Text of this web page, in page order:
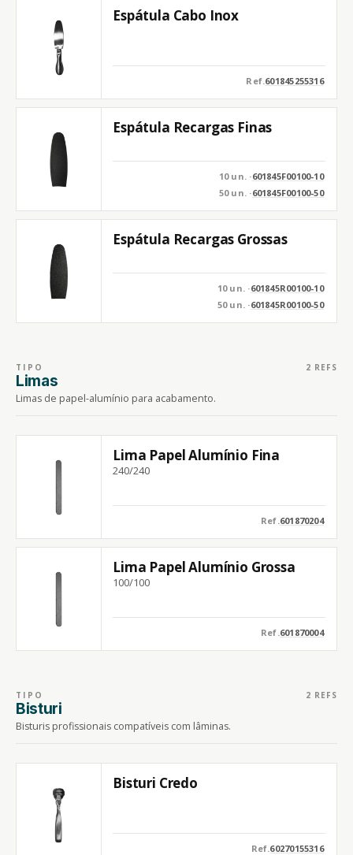
Espátula Cabo Inox
Ref.601845255316
Espátula Recargas Finas
10 un. ·601845F00100-10
50 un. ·601845F00100-50
Espátula Recargas Grossas
10 un. ·601845R00100-10
50 un. ·601845R00100-50
TIPO
Limas
Limas de papel-alumínio para acabamento.
2 REFS
Lima Papel Alumínio Fina
240/240
Ref.601870204
Lima Papel Alumínio Grossa
100/100
Ref.601870004
TIPO
Bisturi
Bisturis profissionais compatíveis com lâminas.
2 REFS
Bisturi Credo
Ref.60270155316